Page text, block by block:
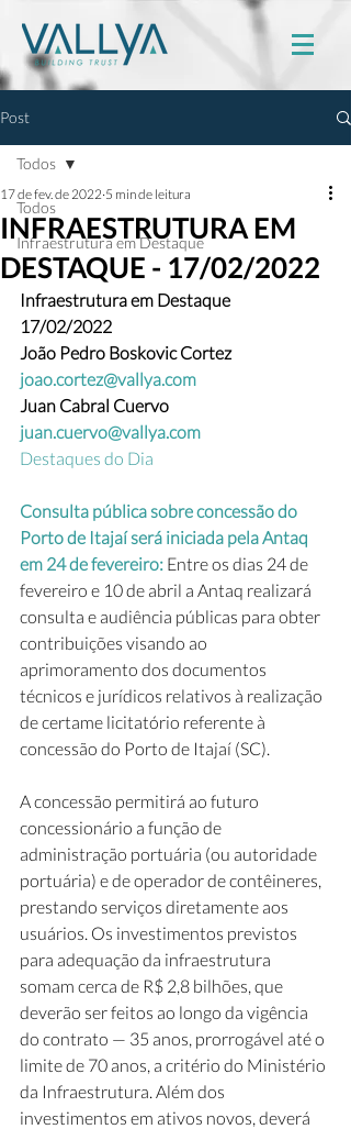
Post
Todos
Infraestrutura em Destaque
Todos
INFRAESTRUTURA EM
DESTAQUE - 17/02/2022
17 de fev. de 2022 5 min de leitura
Infraestrutura em Destaque
17/02/2022
João Pedro Boskovic Cortez
joao.cortez@vallya.com
Juan Cabral Cuervo
juan.cuervo@vallya.com
Destaques do Dia
Consulta pública sobre concessão do
Porto de Itajaí será iniciada pela Antaq
em 24 de fevereiro: Entre os dias 24 de
fevereiro e 10 de abril a Antaq realizará
consulta e audiência públicas para obter
contribuições visando ao
aprimoramento dos documentos
técnicos e jurídicos relativos à realização
de certame licitatório referente à
concessão do Porto de Itajaí (SC).
A concessão permitirá ao futuro
concessionário a função de
administração portuária (ou autoridade
portuária) e de operador de contêineres,
prestando serviços diretamente aos
usuários. Os investimentos previstos
para adequação da infraestrutura
somam cerca de R$ 2,8 bilhões, que
deverão ser feitos ao longo da vigência
do contrato — 35 anos, prorrogável até o
limite de 70 anos, a critério do Ministério
da Infraestrutura. Além dos
investimentos em ativos novos, deverá